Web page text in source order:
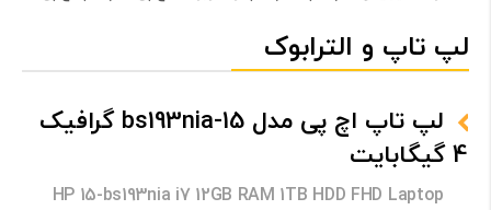
لپ تاپ و الترابوک
لپ تاپ اچ پی مدل 15-bs193nia گرافیک
4 گیگابایت
HP 15-bs193nia i7 12GB RAM 1TB HDD FHD Laptop